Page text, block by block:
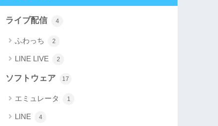
ライブ配信 4
ふわっち 2
LINE LIVE 2
ソフトウェア 17
エミュレータ 1
LINE 4